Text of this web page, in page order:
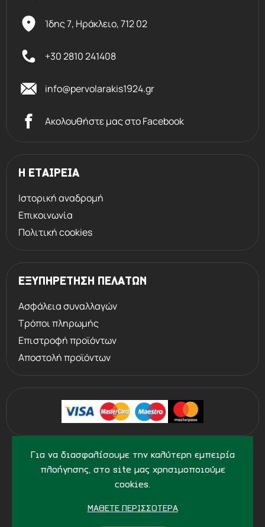
Για να διασφαλίσουμε την καλύτερη εμπειρία
πλοήγησης, στο site μας χρησιμοποιούμε
cookies.
ΜΆΘΕΤΕ ΠΕΡΙΣΣΌΤΕΡΑ
Ίδης 7, Ηράκλειο,712 02
+30 2810 241408
info@pervolarakis1924.gr
Ακολουθήστε μας στο Facebook
Η ΕΤΑΙΡΕΙΑ
Ιστορική αναδρομή
Επικοινωνία
Πολιτική cookies
ΕΞΥΠΗΡΕΤΗΣΗ ΠΕΛΑΤΩΝ
Ασφάλεια συναλλαγών
Τρόποι πληρωμής
Επιστροφή προϊόντων
Αποστολή προϊόντων
© 2013 - 2026 PERVOLARAKIS1924.GR